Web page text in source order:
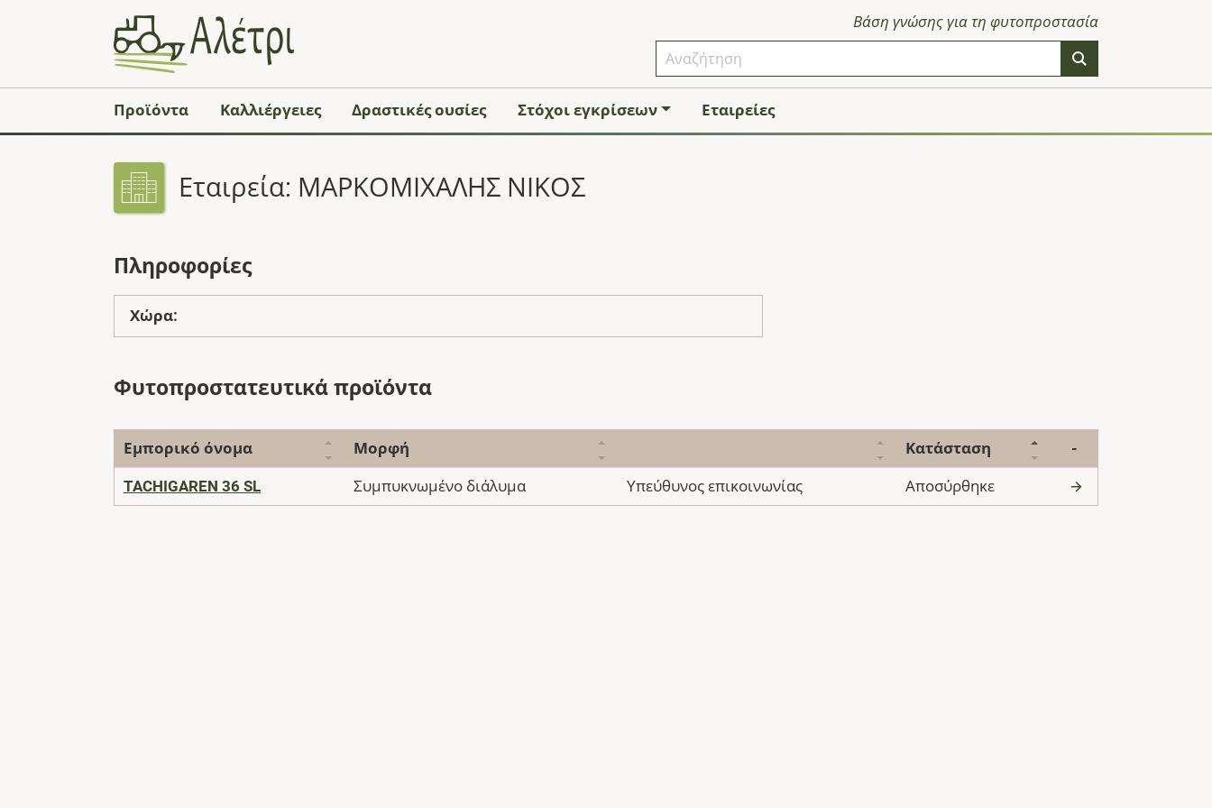
Βάση γνώσης για τη φυτοπροστασία
Προϊόντα Καλλιέργειες Δραστικές ουσίες Στόχοι εγκρίσεων Εταιρείες
Εταιρεία: ΜΑΡΚΟΜΙΧΑΛΗΣ ΝΙΚΟΣ
Πληροφορίες
Χώρα:
Φυτοπροστατευτικά προϊόντα
Εμπορικό όνομα Μορφή Κατάσταση -
TACHIGAREN 36 SL Συμπυκνωμένο διάλυμα Υπεύθυνος επικοινωνίας Αποσύρθηκε